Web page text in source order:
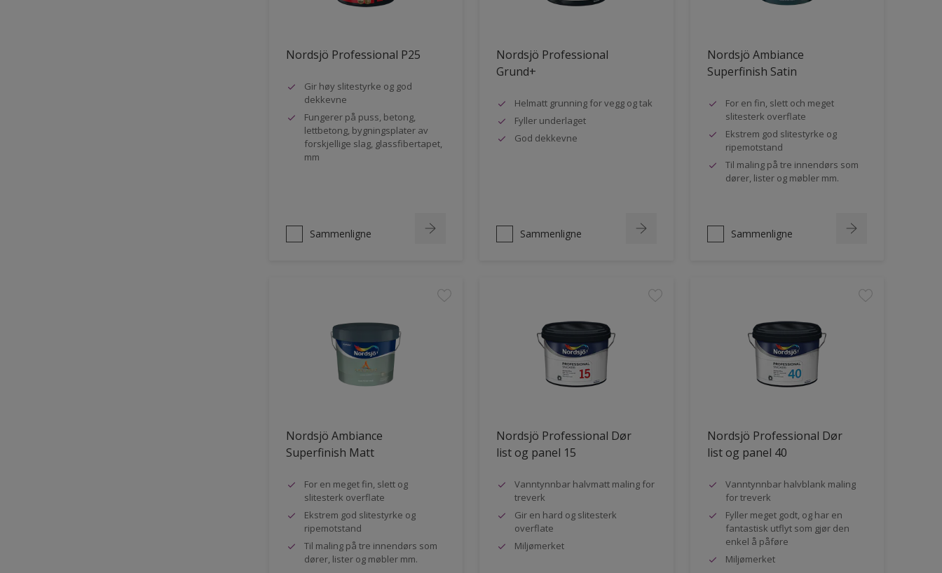
Nordsjö Professional P25
Gir høy slitestyrke og god
dekkevne
Fungerer på puss, betong,
lettbetong, bygningsplater av
forskjellige slag, glassfibertapet,
mm
Sammenligne
Nordsjö Professional
Grund+
Helmatt grunning for vegg og tak
Fyller underlaget
God dekkevne
Sammenligne
Nordsjö Ambiance
Superfinish Satin
For en fin, slett och meget
slitesterk overflate
Ekstrem god slitestyrke og
ripemotstand
Til maling på tre innendørs som
dører, lister og møbler mm.
Sammenligne
Nordsjö Ambiance
Superfinish Matt
For en meget fin, slett og
slitesterk overflate
Ekstrem god slitestyrke og
ripemotstand
Til maling på tre innendørs som
dører, lister og møbler mm.
Nordsjö Professional Dør
list og panel 15
Vanntynnbar halvmatt maling for
treverk
Gir en hard og slitesterk
overflate
Miljømerket
Nordsjö Professional Dør
list og panel 40
Vanntynnbar halvblank maling
for treverk
Fyller meget godt, og har en
fantastisk utflyt som gjør den
enkel å påføre
Miljømerket